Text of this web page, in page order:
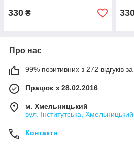
330 ₴
Про нас
99% позитивних з 272 відгуків за
Працює з 28.02.2016
м. Хмельницький
вул. Інститутська,
Контакти